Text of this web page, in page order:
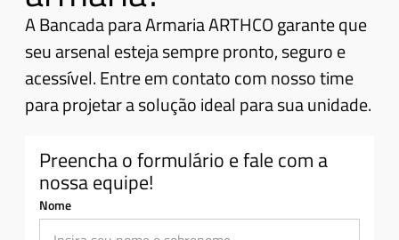
A Bancada para Armaria ARTHCO garante que
seu arsenal esteja sempre pronto, seguro e
acessível. Entre em contato com nosso time
para projetar a solução ideal para sua unidade.
Preencha o formulário e fale com a
nossa equipe!
Nome